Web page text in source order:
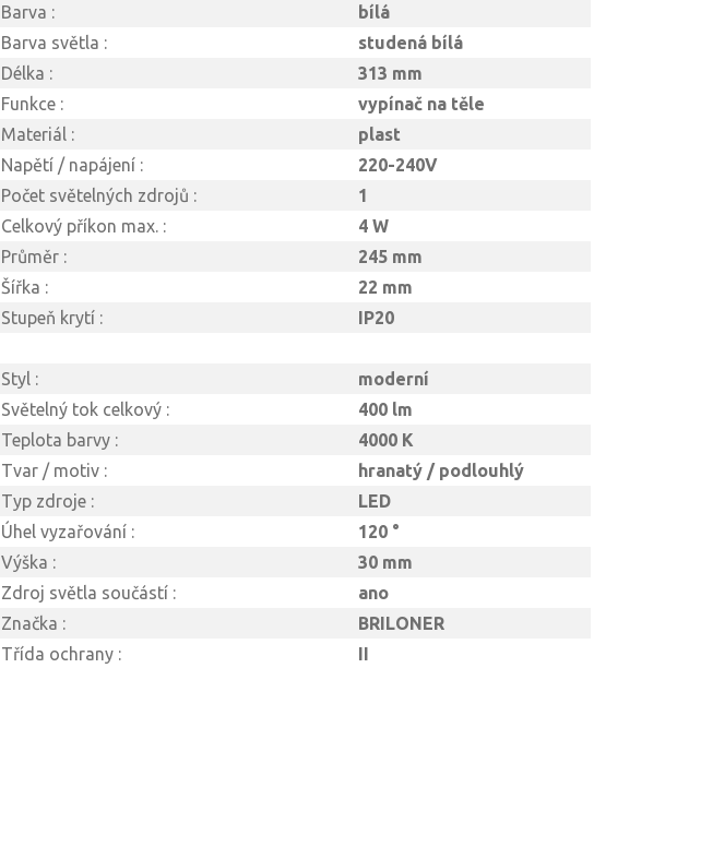
Barva :
bílá
Barva světla :
studená bílá
Délka :
313 mm
Funkce :
vypínač na těle
Materiál :
plast
Napětí / napájení :
220-240V
Počet světelných zdrojů :
1
Celkový příkon max. :
4 W
Průměr :
245 mm
Šířka :
22 mm
Stupeň krytí :
IP20
Styl :
moderní
Světelný tok celkový :
400 lm
Teplota barvy :
4000 K
Tvar / motiv :
hranatý / podlouhlý
Typ zdroje :
LED
Úhel vyzařování :
120 °
Výška :
30 mm
Zdroj světla součástí :
ano
Značka :
BRILONER
Třída ochrany :
II